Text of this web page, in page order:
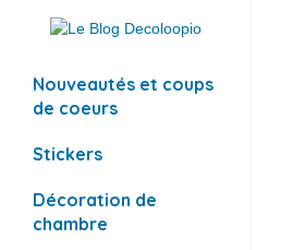
Nouveautés et coups
de coeurs
Stickers
Décoration de
chambre